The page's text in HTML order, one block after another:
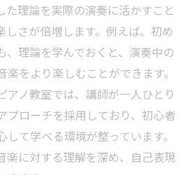
た理論を実際の演奏に活かすこと
しさが倍増します。例えば、初め
、理論を学んでおくと、演奏中の
をより楽しむことができます。
アノ教室では、講師が一人ひとり
プローチを採用しており、初心者
て学べる環境が整っています。
楽に対する理解を深め、自己表現